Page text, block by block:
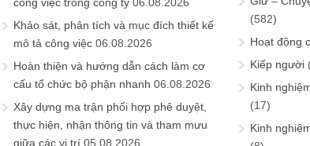
Khảo sát, phân tích và mục đích thiết kế
mô tả công việc 06.08.2026
Hoàn thiện và hướng dẫn cách làm cơ
cấu tổ chức bộ phận nhanh 06.08.2026
Xây dựng ma trận phối hợp phê duyệt,
thực hiện, nhận thông tin và tham mưu
giữa các vị trí 05.08.2026
(582)
Hoạt động
Kiếp người
Kinh
(17)
Kinh